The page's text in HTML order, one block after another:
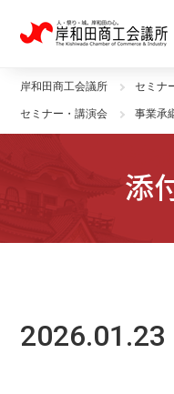
岸和田商工会議所 セミナ
セミナー・講演会 事業承
添
2026.01.23